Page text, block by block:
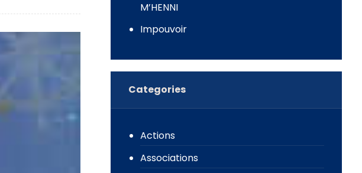
M’HENNI
Impouvoir
Categories
Actions
Associations